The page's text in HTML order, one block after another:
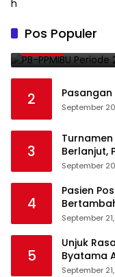
Pos Populer
1
Dilantik
November
2 Pasangan
September
3
Berlanjut,
September
4
Pasien
September
5
Unjuk
Byatama
Pantai
September